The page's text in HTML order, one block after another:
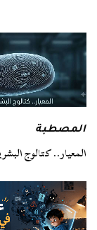
المصطبة
المعيار.. كتالوج البشرية